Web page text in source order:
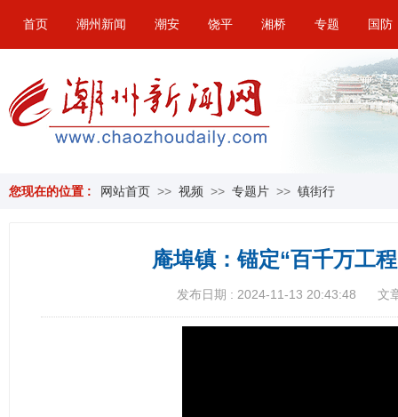
首页 潮州新闻 潮安 饶平 湘桥 专题 国防
您现在的位置 : 网站首页 >> 视频 >> 专题片 >> 镇街行
庵埠镇：锚定“百千万工
发布日期 : 2024-11-13 20:43:48 文